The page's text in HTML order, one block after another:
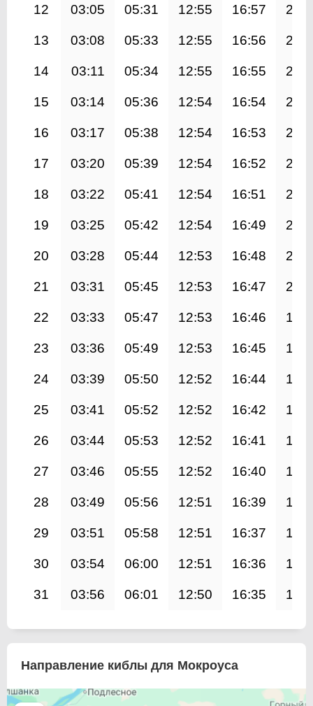
12 03:05 05:31 12:55 16:57
13 03:08 05:33 12:55 16:56
14 03:11 05:34 12:55 16:55
15 03:14 05:36 12:54 16:54
16 03:17 05:38 12:54 16:53
17 03:20 05:39 12:54 16:52
18 03:22 05:41 12:54 16:51
19 03:25 05:42 12:54 16:49
20 03:28 05:44 12:53 16:48
21 03:31 05:45 12:53 16:47
22 03:33 05:47 12:53 16:46
23 03:36 05:49 12:53 16:45
24 03:39 05:50 12:52 16:44
25 03:41 05:52 12:52 16:42
26 03:44 05:53 12:52 16:41
27 03:46 05:55 12:52 16:40
28 03:49 05:56 12:51 16:39
29 03:51 05:58 12:51 16:37
30 03:54 06:00 12:51 16:36
31 03:56 06:01 12:50 16:35
Направление киблы для Мокроуса